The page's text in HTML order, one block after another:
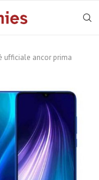
ufficiale ancor prima